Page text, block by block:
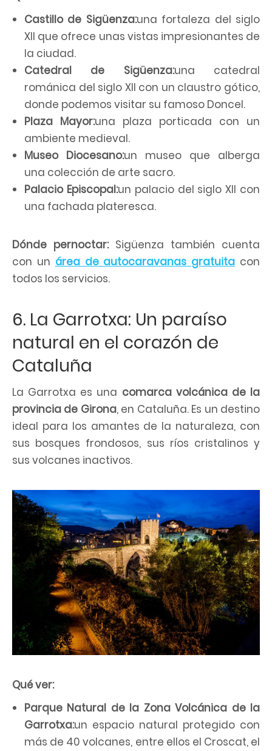
Castillo de Sigüenza:una fortaleza del siglo
XII que ofrece unas vistas impresionantes de
la ciudad.
Catedral de Sigüenza:una catedral
románica del siglo XII con un claustro gótico,
donde podemos visitar su famoso Doncel.
Plaza Mayor:una plaza porticada con un
ambiente medieval.
Museo Diocesano:un museo que alberga
una colección de arte sacro.
Palacio Episcopal:un palacio del siglo XII con
una fachada plateresca.
Dónde pernoctar:Sigüenza también cuenta
con un área de autocaravanas gratuita con
todos los servicios.
6. La Garrotxa: Un paraíso
natural en el corazón de
Cataluña
La Garrotxa es una comarca volcánica de la
provincia de Girona, en Cataluña. Es un destino
ideal para los amantes de la naturaleza, con
sus bosques frondosos, sus ríos cristalinos y
sus volcanes inactivos.
Qué ver:
Parque Natural de la Zona Volcánica de la
Garrotxa:un espacio natural protegido con
más de 40 volcanes, entre ellos el Croscat, el